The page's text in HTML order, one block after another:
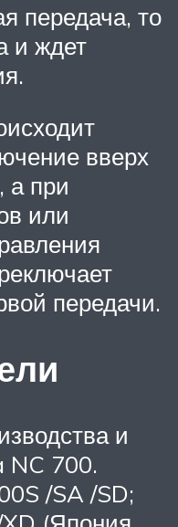
передача, то
и ждет
вверх
а при
или
передачи.
и
NC 700.
/SA /SD;